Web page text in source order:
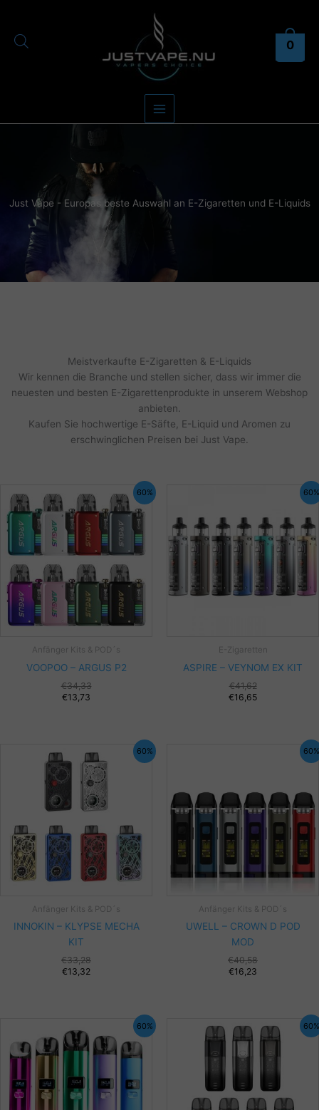
springen
0
Just Vape - Europas beste Auswahl an E-Zigaretten und E-Liquids
Meistverkaufte E-Zigaretten & E-Liquids
Wir kennen die Branche und stellen sicher, dass wir immer die
neuesten und besten E-Zigarettenprodukte in unserem Webshop
anbieten.
Kaufen Sie hochwertige E-Säfte, E-Liquid und Aromen zu
erschwinglichen Preisen bei Just Vape.
60%
Anfänger Kits & POD´s
VOOPOO – ARGUS P2
€34,33
€13,73
60%
E-Zigaretten
ASPIRE – VEYNOM EX KIT
€41,62
€16,65
60%
Anfänger Kits & POD´s
INNOKIN – KLYPSE MECHA
KIT
€33,28
€13,32
60%
Anfänger Kits & POD´s
UWELL – CROWN D POD
MOD
€40,58
€16,23
60% 60%